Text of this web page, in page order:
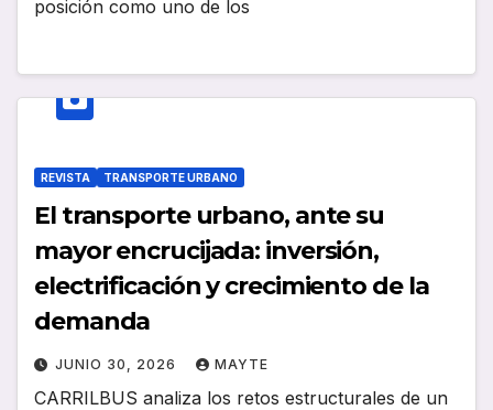
posición como uno de los
REVISTA TRANSPORTE URBANO
El transporte urbano, ante su
mayor encrucijada: inversión,
electrificación y crecimiento de la
demanda
JUNIO 30, 2026 MAYTE
CARRILBUS analiza los retos estructurales de un